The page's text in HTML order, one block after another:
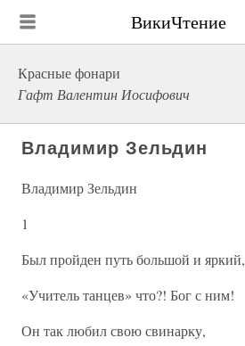
ВикиЧтение
Красные фонари
Гафт Валентин Иосифович
Владимир Зельдин
Владимир Зельдин
1
Был пройден путь большой и яркий,
«Учитель танцев» что?! Бог с ним!
Он так любил свою свинарку,